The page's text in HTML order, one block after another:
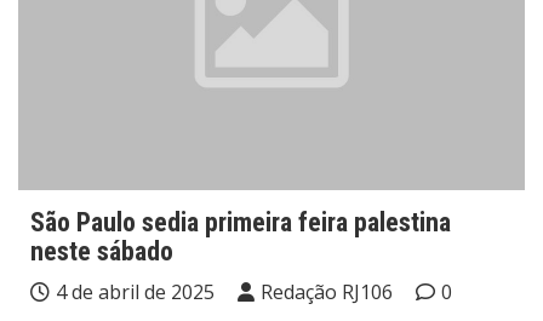
São Paulo sedia primeira feira palestina
neste sábado
4 de abril de 2025 Redação RJ106
0